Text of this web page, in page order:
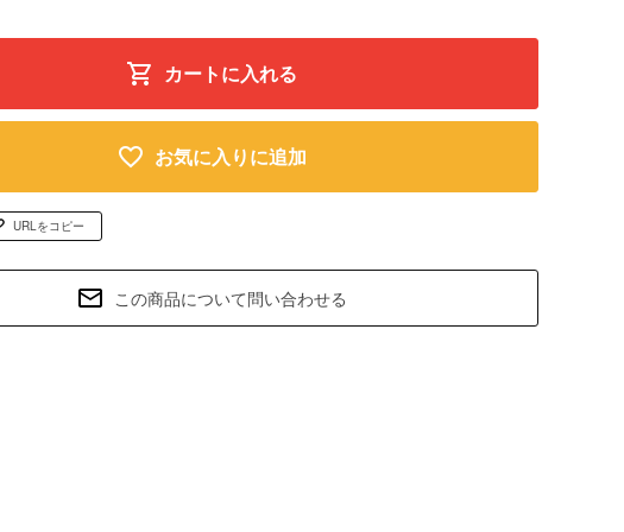
カートに入れる
お気に入りに追加
URLをコピー
この商品について問い合わせる